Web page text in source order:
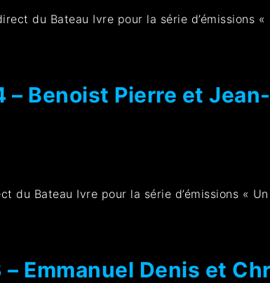
du Bateau Ivre pour la série d’émissions
Benoist Pierre et
du Bateau Ivre pour la série d’émissions «
Emmanuel Denis et